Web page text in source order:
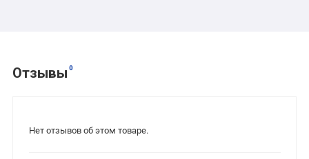
Отзывы 0
Нет отзывов об этом товаре.